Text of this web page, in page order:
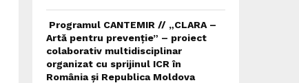
Programul CANTEMIR // „CLARA –
Artă pentru prevenție” – proiect
colaborativ multidisciplinar
organizat cu sprijinul ICR în
România și Republica Moldova